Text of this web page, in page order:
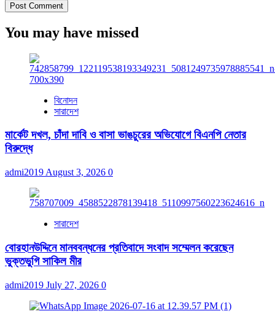
You may have missed
বিনোদন
সারাদেশ
মার্কেট দখল, চাঁদা দাবি ও বাসা ভাঙচুরের অভিযোগে বিএনপি নেতার
বিরুদ্ধে
admi2019 August 3, 2026 0
সারাদেশ
বোরহানউদ্দিনে মানববন্ধনের প্রতিবাদে সংবাদ সম্মেলন করেছেন
ভুক্তভুগি সাকিল মীর
admi2019 July 27, 2026 0